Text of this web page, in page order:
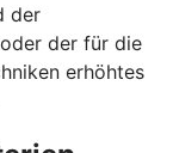
der
der für die
erhöhtes